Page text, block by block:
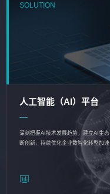
SOLUTION
人工智能（AI）平台
深刻把握AI技术发展趋势，建立AI生
断创新，持续优化企业数智化转型加